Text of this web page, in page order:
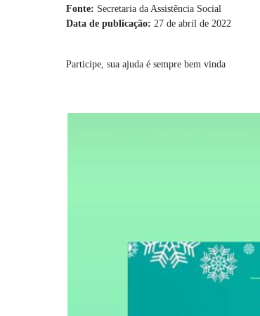
Fonte: Secretaria da Assistência Social
Data de publicação: 27 de abril de 2022
Participe, sua ajuda é sempre bem vinda